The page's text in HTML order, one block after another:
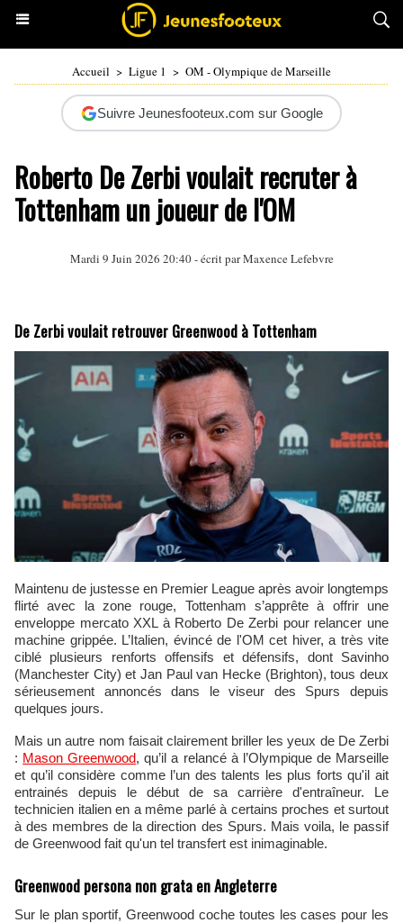
Accueil > Ligue 1 > OM - Olympique de Marseille
Suivre Jeunesfooteux.com sur Google
Roberto De Zerbi voulait recruter à
Tottenham un joueur de l'OM
Mardi 9 Juin 2026 20:40 - écrit parMaxence Lefebvre
De Zerbi voulait retrouver Greenwood à Tottenham
Maintenu de justesse en Premier League après avoir longtemps
flirté avec la zone rouge, Tottenham s’apprête à offrir une
enveloppe mercato XXL à Roberto De Zerbi pour relancer une
machine grippée. L’Italien, évincé de l'OM cet hiver, a très vite
ciblé plusieurs renforts offensifs et défensifs, dont Savinho
(Manchester City) et Jan Paul van Hecke (Brighton), tous deux
sérieusement annoncés dans le viseur des Spurs depuis
quelques jours.
Mais un autre nom faisait clairement briller les yeux de De Zerbi
: Mason Greenwood, qu’il a relancé à l’Olympique de Marseille
et qu’il considère comme l’un des talents les plus forts qu'il ait
entrainés depuis le début de sa carrière d'entraîneur. Le
technicien italien en a même parlé à certains proches et surtout
à des membres de la direction des Spurs. Mais voila, le passif
de Greenwood fait qu'un tel transfert est inimaginable.
Greenwood persona non grata en Angleterre
Sur le plan sportif, Greenwood coche toutes les cases pour les